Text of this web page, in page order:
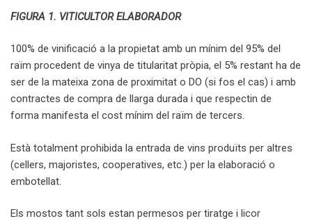
FIGURA 1. VITICULTOR ELABORADOR
100% de vinificació a la propietat amb un mínim del 95% del
raïm procedent de vinya de titularitat pròpia, el 5% restant ha de
ser de la mateixa zona de proximitat o DO (si fos el cas) i amb
contractes de compra de llarga durada i que respectin de
forma manifesta el cost mínim del raïm de tercers.
Està totalment prohibida la entrada de vins produïts per altres
(cellers, majoristes, cooperatives, etc.) per la elaboració o
embotellat.
Els mostos tant sols estan permesos per tiratge i licor